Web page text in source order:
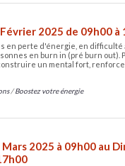
Février 2025 de 09h00 à
en perte d'énergie, en difficulté
en burn in (pré burn out).
un mental fort,
/Boostez votre énergie
Mars 2025 à 09h00 au